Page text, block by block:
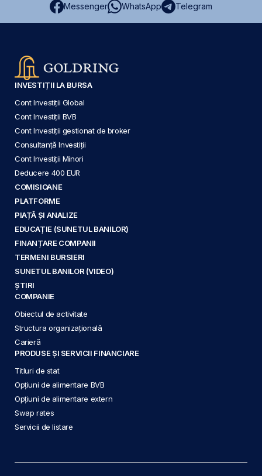
Messenger WhatsApp Telegram
INVESTIȚII LA BURSA
Cont Investiții Global
Cont Investiții BVB
Cont Investiții gestionat de broker
Consultanță Investiții
Cont Investiții Minori
Deducere 400 EUR
COMISIOANE
PLATFORME
PIAȚĂ ȘI ANALIZE
EDUCAȚIE (SUNETUL BANILOR)
FINANȚARE COMPANII
TERMENI BURSIERI
SUNETUL BANILOR (VIDEO)
ȘTIRI
COMPANIE
Obiectul de activitate
Structura organizațională
Carieră
PRODUSE ȘI SERVICII FINANCIARE
Titluri de stat
Opțiuni de alimentare BVB
Opțiuni de alimentare extern
Swap rates
Servicii de listare